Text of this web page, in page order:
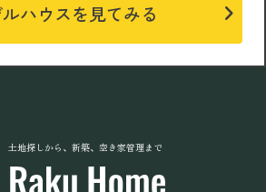
ハウスを見てみる
土地探しから、新築、空き家管理まで